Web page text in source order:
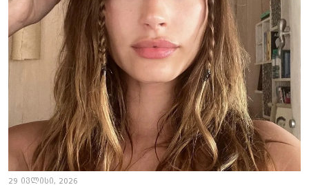
29 ივლისი, 2026